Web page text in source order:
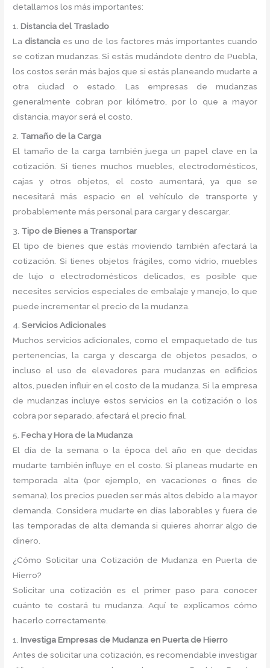
detallamos los más importantes:
1.Distancia del Traslado
La distancia es uno de los factores más importantes cuando
se cotizan mudanzas. Si estás mudándote dentro de Puebla,
los costos serán más bajos que si estás planeando mudarte a
otra ciudad o estado. Las empresas de mudanzas
generalmente cobran por kilómetro, por lo que a mayor
distancia, mayor será el costo.
2. Tamaño de la Carga
El tamaño de la carga también juega un papel clave en la
cotización. Si tienes muchos muebles, electrodomésticos,
cajas y otros objetos, el costo aumentará, ya que se
necesitará más espacio en el vehículo de transporte y
probablemente más personal para cargar y descargar.
3. Tipo de Bienes a Transportar
El tipo de bienes que estás moviendo también afectará la
cotización. Si tienes objetos frágiles, como vidrio, muebles
de lujo o electrodomésticos delicados, es posible que
necesites servicios especiales de embalaje y manejo, lo que
puede incrementar el precio de la mudanza.
4.Servicios Adicionales
Muchos servicios adicionales, como el empaquetado de tus
pertenencias, la carga y descarga de objetos pesados, o
incluso el uso de elevadores para mudanzas en edificios
altos, pueden influir en el costo de la mudanza. Si la empresa
de mudanzas incluye estos servicios en la cotización o los
cobra por separado, afectará el precio final.
5.Fecha y Hora de la Mudanza
El día de la semana o la época del año en que decidas
mudarte también influye en el costo. Si planeas mudarte en
temporada alta (por ejemplo, en vacaciones o fines de
semana), los precios pueden ser más altos debido a la mayor
demanda. Considera mudarte en días laborables y fuera de
las temporadas de alta demanda si quieres ahorrar algo de
dinero.
¿Cómo Solicitar una Cotización de Mudanza en Puerta de
Hierro?
Solicitar una cotización es el primer paso para conocer
cuánto te costará tu mudanza. Aquí te explicamos cómo
hacerlo correctamente.
1.Investiga Empresas de Mudanza en Puerta de Hierro
Antes de solicitar una cotización, es recomendable investigar